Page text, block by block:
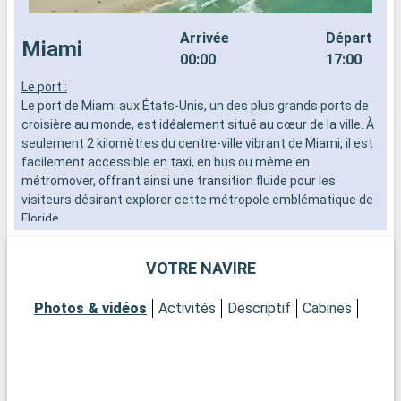
Miami
Arrivée
00:00
Départ
17:00
Le port :
Le port de Miami aux États-Unis, un des plus grands ports de
croisière au monde, est idéalement situé au cœur de la ville. À
seulement 2 kilomètres du centre-ville vibrant de Miami, il est
facilement accessible en taxi, en bus ou même en
métromover, offrant ainsi une transition fluide pour les
visiteurs désirant explorer cette métropole emblématique de
Floride.
Miami est un mélange exubérant de cultures, d'art et de
ses fameuses fresques murales et galeries d'art avant-
VOTRE NAVIRE
Photos & vidéos Activités Descriptif Cabines